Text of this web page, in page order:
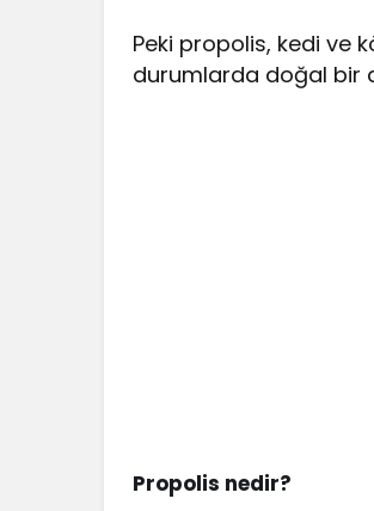
Peki propolis, kedi ve
durumlarda doğal bir
Propolis nedir?